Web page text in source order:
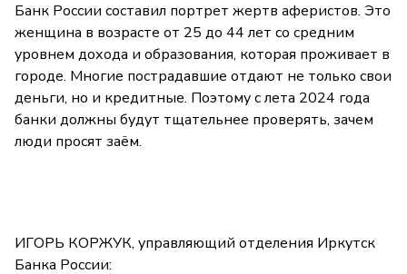
Банк России составил портрет жертв аферистов. Это
женщина в возрасте от 25 до 44 лет со средним
уровнем дохода и образования, которая проживает в
городе. Многие пострадавшие отдают не только свои
деньги, но и кредитные. Поэтому с лета 2024 года
банки должны будут тщательнее проверять, зачем
люди просят заём.
ИГОРЬ КОРЖУК, управляющий отделения Иркутск
Банка России: